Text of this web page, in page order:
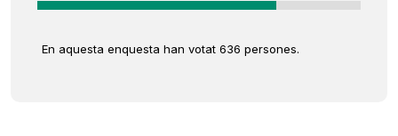
En aquesta enquesta han votat 636 persones.